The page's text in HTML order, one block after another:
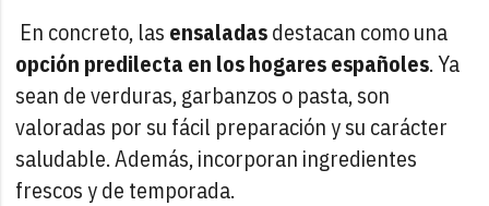
En concreto, las ensaladasdestacan como una
opción predilecta en los hogares españoles. Ya
sean de verduras, garbanzos o pasta, son
valoradas por su fácil preparación y su carácter
saludable. Además, incorporan ingredientes
frescos y de temporada.